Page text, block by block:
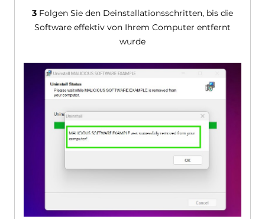
3Folgen Sie den Deinstallationsschritten, bis die
Software effektiv von Ihrem Computer entfernt
wurde